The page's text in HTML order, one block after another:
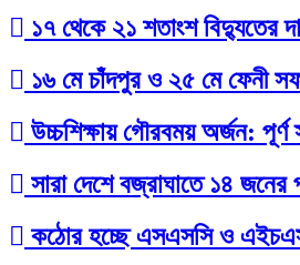
১৭ থেকে ২১ শতাংশ বিদ্যুতের
১৬ মে চাঁদপুর ও ২৫ মে ফেনী
উচ্চশিক্ষায় গৌরবময় অর্জন:
সারা দেশে বজ্রাঘাতে ১৪ জনের
কঠোর হচ্ছে এসএসসি ও